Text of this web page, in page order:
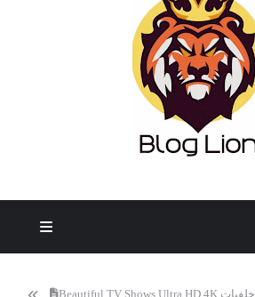
خلفيات Beautiful TV Shows Ultra HD 4K